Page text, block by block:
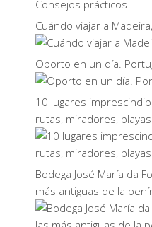
Cuándo viajar a
Oporto en un día.
10 lugares
rutas, miradores,
Bodega José María da
más antiguas de la